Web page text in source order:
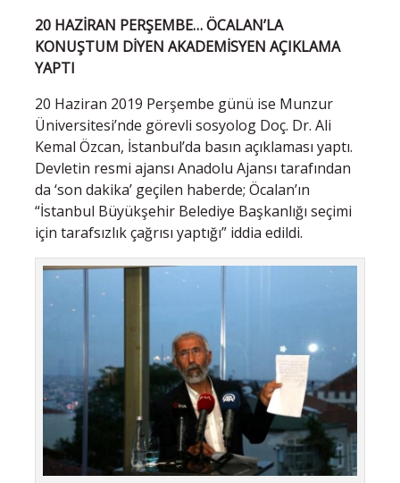
20 HAZİRAN PERŞEMBE… ÖCALAN’LA
KONUŞTUM DİYEN AKADEMİSYEN AÇIKLAMA
YAPTI
20 Haziran 2019 Perşembe günü ise Munzur
Üniversitesi’nde görevli sosyolog Doç. Dr. Ali
Kemal Özcan, İstanbul’da basın açıklaması yaptı.
Devletin resmi ajansı Anadolu Ajansı tarafından
da ‘son dakika’ geçilen haberde; Öcalan’ın
“İstanbul Büyükşehir Belediye Başkanlığı seçimi
için tarafsızlık çağrısı yaptığı” iddia edildi.